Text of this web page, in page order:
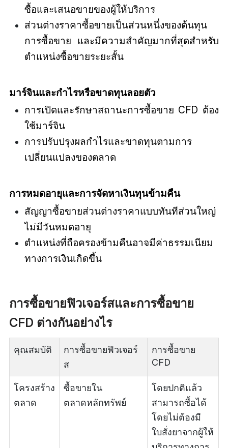
ซื้อและเสนอขายของผู้ให้บริการ
ส่วนต่างราคาซื้อขายเป็นส่วนหนึ่งของต้นทุน
การซื้อขาย และมีความสำคัญมากที่สุดสำหรับ
ตำแหน่งซื้อขายระยะสั้น
มาร์จินและกำไรหรือขาดทุนลอยตัว
การเปิดและรักษาสถานะการซื้อขาย CFD ต้อง
ใช้มาร์จิน
การปรับปรุงผลกำไรและขาดทุนตามการ
เปลี่ยนแปลงของตลาด
การหมดอายุและการจัดหาเงินทุนข้ามคืน
สัญญาซื้อขายส่วนต่างราคาแบบทันทีส่วนใหญ่
ไม่มีวันหมดอายุ
ตำแหน่งที่ถือครองข้ามคืนอาจมีค่าธรรมเนียม
ทางการเงินเกิดขึ้น
การซื้อขายฟิวเจอร์สและการซื้อขาย
CFD ต่างกันอย่างไร
คุณสมบัติ
การซื้อขายฟิวเจอร์
ส
การซื้อขาย
CFD
โครงสร้าง
ตลาด
ซื้อขายใน
ตลาดหลักทรัพย์
โดยปกติแล้ว
สามารถซื้อได้
โดยไม่ต้องมี
ใบสั่งยาจากผู้ให้